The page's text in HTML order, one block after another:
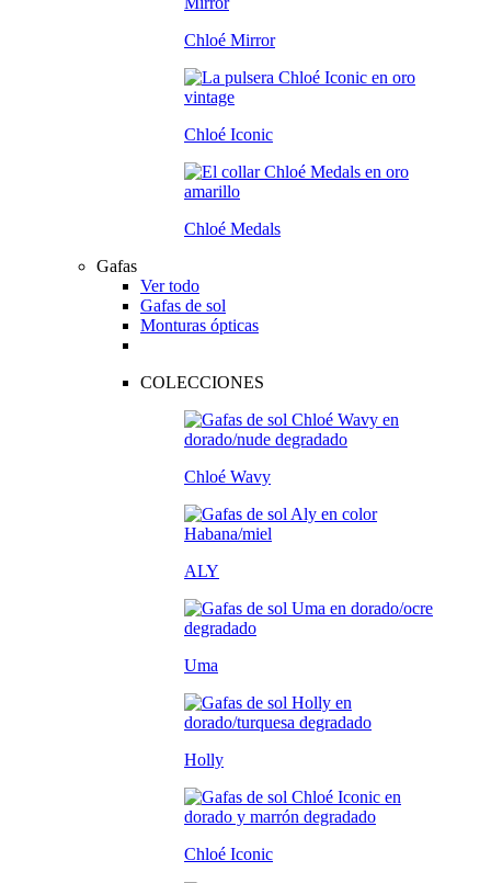
Chloé Mirror
Chloé Iconic
Chloé Medals
Gafas
Ver todo
Gafas de sol
Monturas ópticas
COLECCIONES
Chloé Wavy
ALY
Uma
Holly
Chloé Iconic